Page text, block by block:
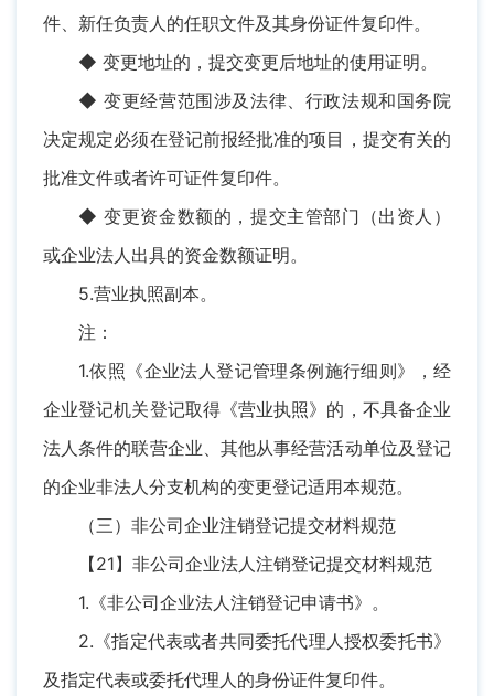
件、新任负责人的任职文件及其身份证件复印件。
◆ 变更地址的，提交变更后地址的使用证明。
◆ 变更经营范围涉及法律、行政法规和国务院
决定规定必须在登记前报经批准的项目，提交有关的
批准文件或者许可证件复印件。
◆ 变更资金数额的，提交主管部门（出资人）
或企业法人出具的资金数额证明。
5.营业执照副本。
注：
1.依照《企业法人登记管理条例施行细则》，经
企业登记机关登记取得《营业执照》的，不具备企业
法人条件的联营企业、其他从事经营活动单位及登记
的企业非法人分支机构的变更登记适用本规范。
（三）非公司企业注销登记提交材料规范
【21】非公司企业法人注销登记提交材料规范
1.《非公司企业法人注销登记申请书》。
2.《指定代表或者共同委托代理人授权委托书》
及指定代表或委托代理人的身份证件复印件。